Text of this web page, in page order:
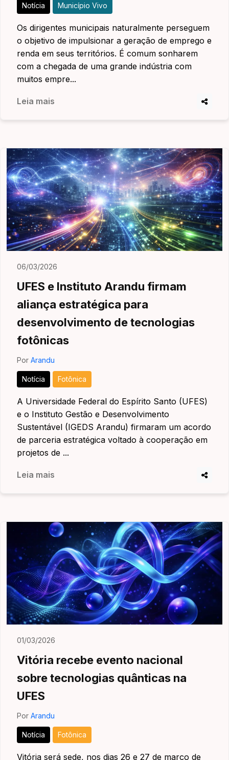
Notícia Município Vivo
Os dirigentes municipais naturalmente perseguem
o objetivo de impulsionar a geração de emprego e
renda em seus territórios. É comum sonharem
com a chegada de uma grande indústria com
muitos empre...
Leia mais
06/03/2026
UFES e Instituto Arandu firmam
aliança estratégica para
desenvolvimento de tecnologias
fotônicas
Por Arandu
Notícia Fotônica
A Universidade Federal do Espírito Santo (UFES)
e o Instituto Gestão e Desenvolvimento
Sustentável (IGEDS Arandu) firmaram um acordo
de parceria estratégica voltado à cooperação em
projetos de ...
Leia mais
01/03/2026
Vitória recebe evento nacional
sobre tecnologias quânticas na
UFES
Por Arandu
Notícia Fotônica
Vitória será sede, nos dias 26 e 27 de março de